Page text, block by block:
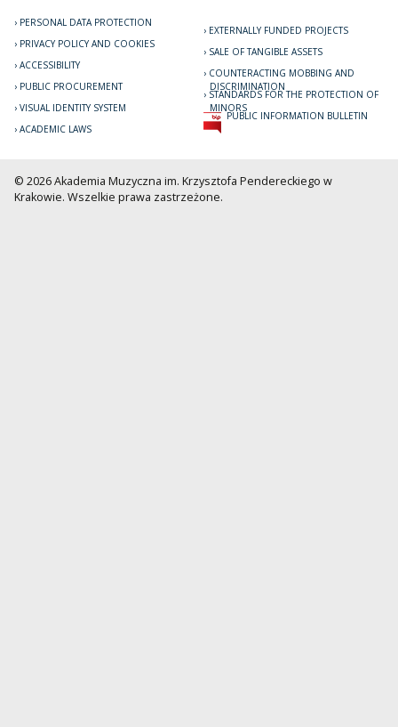
PERSONAL DATA PROTECTION
PRIVACY POLICY AND COOKIES
ACCESSIBILITY
PUBLIC PROCUREMENT
VISUAL IDENTITY SYSTEM
ACADEMIC LAWS
EXTERNALLY FUNDED PROJECTS
SALE OF TANGIBLE ASSETS
COUNTERACTING MOBBING AND
DISCRIMINATION
STANDARDS FOR THE PROTECTION OF
MINORS
PUBLIC INFORMATION BULLETIN
© 2026 Akademia Muzyczna im. Krzysztofa Pendereckiego w
Krakowie. Wszelkie prawa zastrzeżone.